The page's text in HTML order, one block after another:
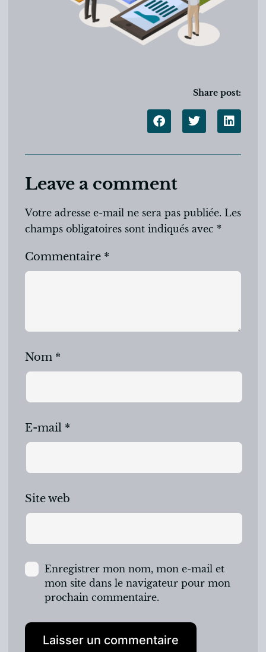
Share post:
Leave a comment
Votre adresse e-mail ne sera pas publiée. Les
champs obligatoires sont indiqués avec *
Commentaire *
Nom *
E-mail *
Site web
Enregistrer mon nom, mon e-mail et
mon site dans le navigateur pour mon
prochain commentaire.